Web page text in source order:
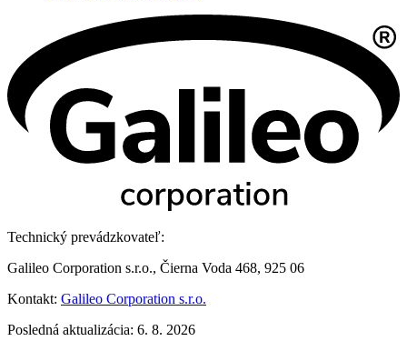
Technický prevádzkovateľ:
Galileo Corporation s.r.o., Čierna Voda 468, 925 06
Kontakt: Galileo Corporation s.r.o.
Posledná aktualizácia: 6. 8. 2026